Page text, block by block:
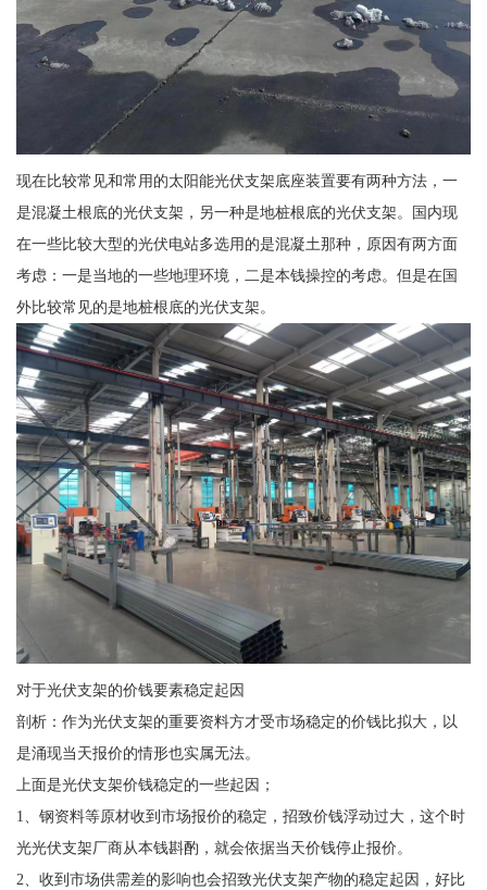
现在比较常见和常用的太阳能光伏支架底座装置要有两种方法，一
是混凝土根底的光伏支架，另一种是地桩根底的光伏支架。国内现
在一些比较大型的光伏电站多选用的是混凝土那种，原因有两方面
考虑：一是当地的一些地理环境，二是本钱操控的考虑。但是在国
外比较常见的是地桩根底的光伏支架。
对于光伏支架的价钱要素稳定起因
剖析：作为光伏支架的重要资料方才受市场稳定的价钱比拟大，以
是涌现当天报价的情形也实属无法。
上面是光伏支架价钱稳定的一些起因；
1、钢资料等原材收到市场报价的稳定，招致价钱浮动过大，这个时
光光伏支架厂商从本钱斟酌，就会依据当天价钱停止报价。
2、收到市场供需差的影响也会招致光伏支架产物的稳定起因，好比